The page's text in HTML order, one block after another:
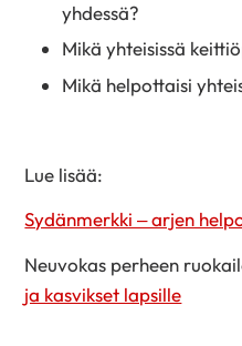
yhdessä?
Mikä yhteisissä
Mikä helpottaisi
Lue lisää:
Sydänmerkki – arjen
Neuvokas perheen
ja kasvikset lapsille